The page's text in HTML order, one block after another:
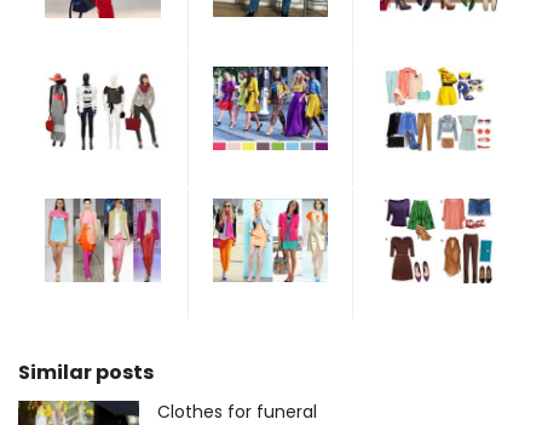
Similar posts
Clothes for funeral